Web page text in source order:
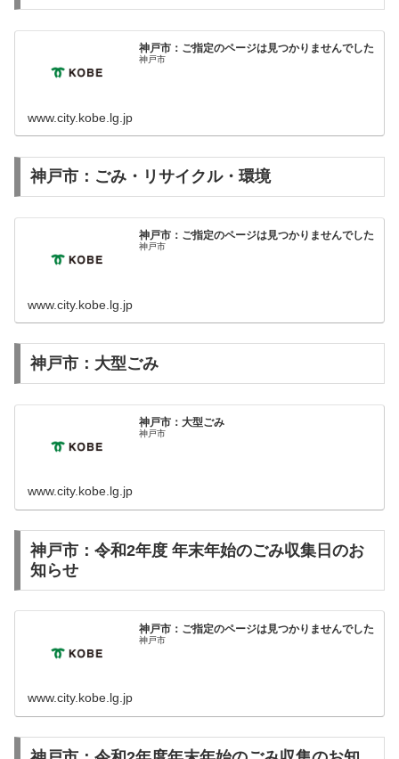
神戸市：ご指定のページは見つかりませんでした
神戸市
www.city.kobe.lg.jp
神戸市：ごみ・リサイクル・環境
神戸市：ご指定のページは見つかりませんでした
神戸市
www.city.kobe.lg.jp
神戸市：大型ごみ
神戸市：大型ごみ
神戸市
www.city.kobe.lg.jp
神戸市：令和2年度 年末年始のごみ収集日のお
知らせ
神戸市：ご指定のページは見つかりませんでした
神戸市
www.city.kobe.lg.jp